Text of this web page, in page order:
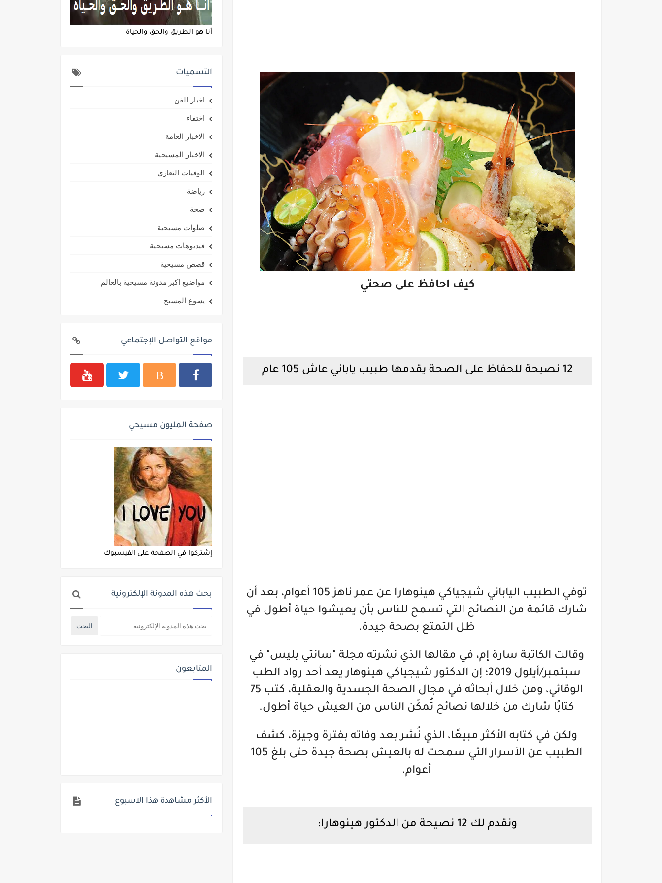
كيف احافظ على صحتي
12 نصيحة للحفاظ على الصحة يقدمها طبيب ياباني عاش 105 عام
توفي الطبيب الياباني شيجياكي هينوهارا عن عمر ناهز 105 أعوام، بعد أن
شارك قائمة من النصائح التي تسمح للناس بأن يعيشوا حياة أطول في
ظل التمتع بصحة جيدة.
وقالت الكاتبة سارة إم، في مقالها الذي نشرته مجلة "سانتي بليس" في
سبتمبر/أيلول 2019؛ إن الدكتور شيجياكي هينوهار يعد أحد رواد الطب
الوقائي، ومن خلال أبحاثه في مجال الصحة الجسدية والعقلية، كتب 75
كتابًا شارك من خلالها نصائح تُمكّن الناس من العيش حياة أطول.
ولكن في كتابه الأكثر مبيعًا، الذي نُشر بعد وفاته بفترة وجيزة، كشف
الطبيب عن الأسرار التي سمحت له بالعيش بصحة جيدة حتى بلغ 105
أعوام.
ونقدم لك 12 نصيحة من الدكتور هينوهارا:
أنا هو الطريق والحق والحياة
التسميات
اخبار الفن
اختفاء
الاخبار العامة
الاخبار المسيحية
الوفيات التعازي
رياضة
صحة
صلوات مسيحية
فيديوهات مسيحية
قصص مسيحية
مواضيع اكبر مدونة مسيحية بالعالم
يسوع المسيح
مواقع التواصل الإجتماعي
صفحة المليون مسيحي
إشتركوا في الصفحة على الفيسبوك
بحث هذه المدونة الإلكترونية
المتابعون
الأكثر مشاهدة هذا الاسبوع